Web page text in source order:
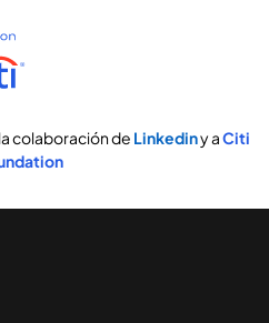
colaboración de Linkediny aCiti